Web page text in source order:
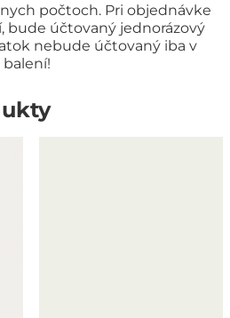
počtoch. Pri objednávke
bude účtovaný jednorázový
nebude účtovaný iba v